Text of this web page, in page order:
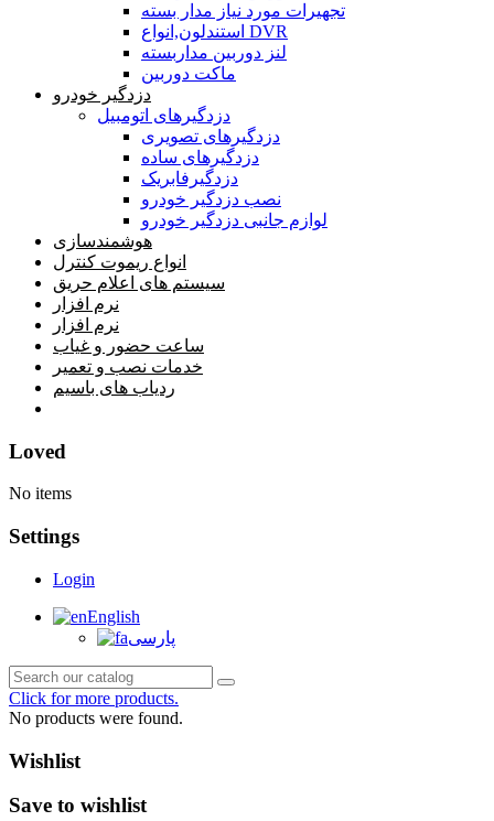
تجهیرات مورد نیاز مدار بسته
استندلون,انواع DVR
لنز دوربین مداربسته
ماکت دوربین
دزدگیر خودرو
دزدگیرهای اتومبیل
دزدگیرهای تصویری
دزدگیرهای ساده
دزدگیرفابریک
نصب دزدگیر خودرو
لوازم جانبی دزدگیر خودرو
هوشمندسازی
انواع ریموت کنترل
سیستم های اعلام حریق
نرم افزار
نرم افزار
ساعت حضور و غیاب
خدمات نصب و تعمیر
ردیاب های باسیم
Loved
No items
Settings
Login
English
پارسی
Click for more products.
No products were found.
Wishlist
Save to wishlist